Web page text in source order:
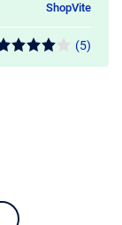
ShopVite
(5)